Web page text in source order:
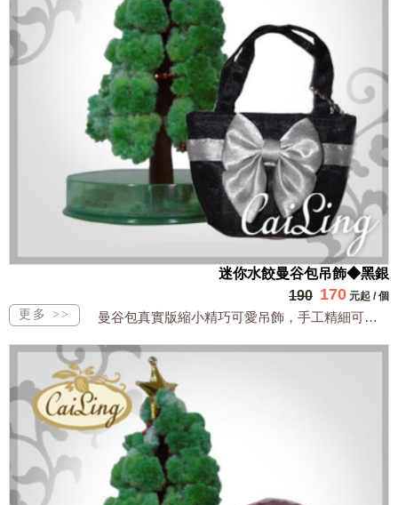
迷你水餃曼谷包吊飾◆黑銀
190 170 元起 /個
曼谷包真實版縮小精巧可愛吊飾，手工精細可裝小物全台獨家販售